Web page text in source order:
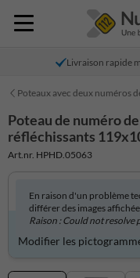
Livraison rapide
Poteaux avec deux numéros
Poteau de numéro
réfléchissants
Art.nr. HPHD.05063
En raison d'un problème
différer des images
Raison : Could not resolve
Produit personnalisable
Modifier les